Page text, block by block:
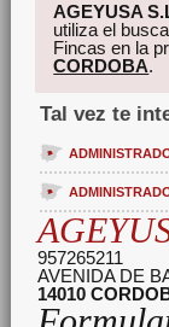
AGEYUSA
utiliza el
Fincas en la
CORDOBA.
Tal vez te
957265211
AVENIDA DE
14010